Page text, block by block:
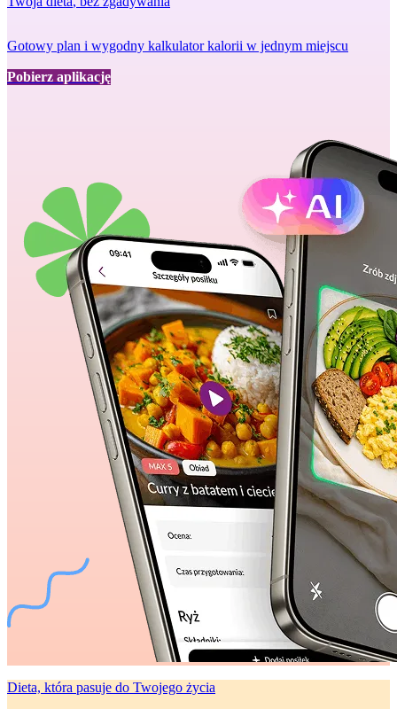
Gotowy plan i wygodny kalkulator kalorii w jednym miejscu
Pobierz aplikację
Dieta, która pasuje do Twojego życia